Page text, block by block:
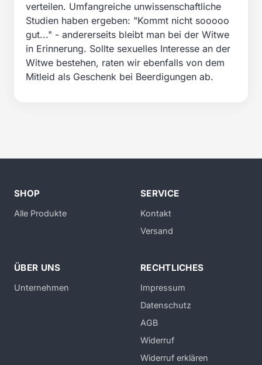
verteilen. Umfangreiche unwissenschaftliche
Studien haben ergeben: "Kommt nicht sooooo
gut..." - andererseits bleibt man bei der Witwe
in Erinnerung. Sollte sexuelles Interesse an der
Witwe bestehen, raten wir ebenfalls von dem
Mitleid als Geschenk bei Beerdigungen ab.
SHOP
Alle Produkte
SERVICE
Kontakt
Versand
ÜBER UNS
Unternehmen
RECHTLICHES
Impressum
Datenschutz
AGB
Widerruf
Widerruf erklären